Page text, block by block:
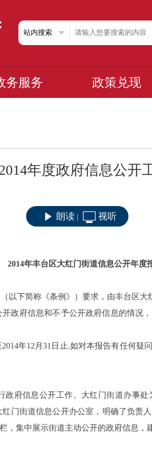
务服务 政策兑现
年度政府信息公开
朗读 视听
2014年丰台区大红门街道信息公开年度
以下简称《条例》）要求，由丰台区大
政府信息和不予公开政府信息的情况
年12月31日止.如对本报告有任何
政府信息公开工作。大红门街道办事
街道信息公开办公室，明确了负责
，集中展示街道主动公开的政府信息，